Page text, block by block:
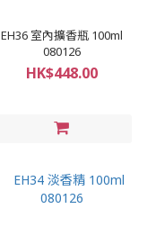
EH36 室內擴香瓶 100ml
080126
HK$448.00